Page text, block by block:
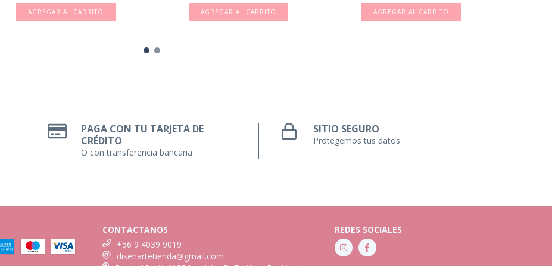
PAGA CON TU TARJETA DE
CRÉDITO
O con transferencia bancaria
SITIO SEGURO
Protegemos tus datos
CONTACTANOS
+56 9 4039 9019
disenartetienda@gmail.com
REDES SOCIALES